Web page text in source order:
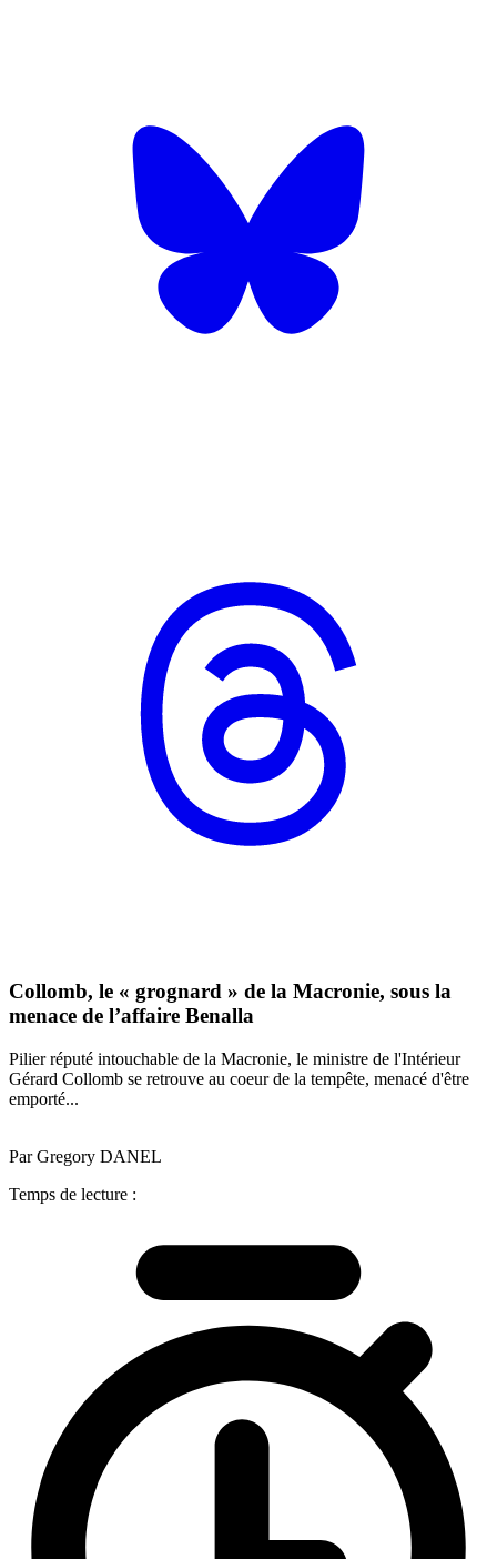
Collomb, le « grognard » de la Macronie, sous la
menace de l’affaire Benalla
Pilier réputé intouchable de la Macronie, le ministre de l'Intérieur
Gérard Collomb se retrouve au coeur de la tempête, menacé d'être
emporté...
Par Gregory DANEL
Temps de lecture :